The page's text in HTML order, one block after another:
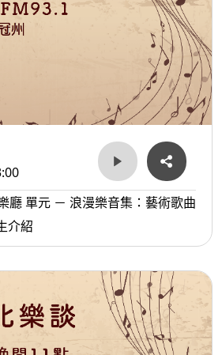
廳 單元 － 浪漫樂音集：藝術歌曲
介紹